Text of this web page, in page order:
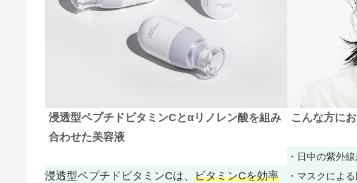
浸透型ペプチドビタミンCとαリノレン酸を組み
合わせた美容液
浸透型ペプチドビタミンCは、 ビタミンCを効率
こんな方に
・日中の紫外
・マスクによ